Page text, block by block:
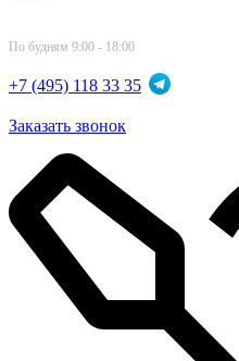
По будням 9:00 - 18:00
+7 (495) 118 33 35
Заказать звонок